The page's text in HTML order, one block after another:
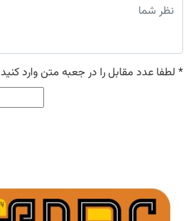
* لطفا عدد مقابل را در جعبه متن وارد کنید